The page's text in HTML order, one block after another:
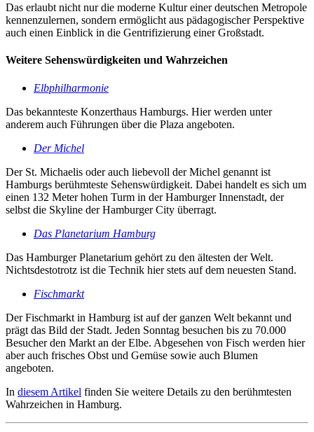
Das erlaubt nicht nur die moderne Kultur einer deutschen Metropole
kennenzulernen, sondern ermöglicht aus pädagogischer Perspektive
auch einen Einblick in die Gentrifizierung einer Großstadt.
Weitere Sehenswürdigkeiten und Wahrzeichen
Elbphilharmonie
Das bekannteste Konzerthaus Hamburgs. Hier werden unter
anderem auch Führungen über die Plaza angeboten.
Der Michel
Der St. Michaelis oder auch liebevoll der Michel genannt ist
Hamburgs berühmteste Sehenswürdigkeit. Dabei handelt es sich um
einen 132 Meter hohen Turm in der Hamburger Innenstadt, der
selbst die Skyline der Hamburger City überragt.
Das Planetarium Hamburg
Das Hamburger Planetarium gehört zu den ältesten der Welt.
Nichtsdestotrotz ist die Technik hier stets auf dem neuesten Stand.
Fischmarkt
Der Fischmarkt in Hamburg ist auf der ganzen Welt bekannt und
prägt das Bild der Stadt. Jeden Sonntag besuchen bis zu 70.000
Besucher den Markt an der Elbe. Abgesehen von Fisch werden hier
aber auch frisches Obst und Gemüse sowie auch Blumen
angeboten.
In diesem Artikel finden Sie weitere Details zu den berühmtesten
Wahrzeichen in Hamburg.